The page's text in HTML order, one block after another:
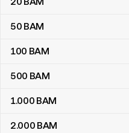
50 BAM
100 BAM
500 BAM
1.000 BAM
2.000 BAM